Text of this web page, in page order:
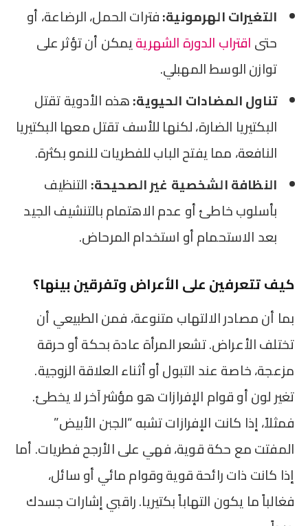
التغيرات الهرمونية:فترات الحمل، الرضاعة، أو
حتىاقتراب الدورة الشهريةيمكن أن تؤثر على
توازن الوسط المهبلي.
تناول المضادات الحيوية:هذه الأدوية تقتل
البكتيريا الضارة، لكنها للأسف تقتل معها البكتيريا
النافعة، مما يفتح الباب للفطريات للنمو بكثرة.
النظافة الشخصية غير الصحيحة:التنظيف
بأسلوب خاطئ أو عدم الاهتمام بالتنشيف الجيد
بعد الاستحمام أو استخدام المرحاض.
كيف تتعرفين على الأعراض وتفرقين بينها؟
بما أن مصادر الالتهاب متنوعة، فمن الطبيعي أن
تختلف الأعراض. تشعر المرأة عادة بحكة أو حرقة
مزعجة، خاصة عند التبول أو أثناء العلاقة الزوجية.
تغير لون أو قوام الإفرازات هو مؤشر آخر لا يخطئ.
فمثلاً، إذا كانت الإفرازات تشبه “الجبن الأبيض”
المفتت مع حكة قوية، فهي على الأرجح فطريات. أما
إذا كانت ذات رائحة قوية وقوام مائي أو سائل،
فغالباً ما يكون التهاباً بكتيريا. راقبي إشارات جسدك